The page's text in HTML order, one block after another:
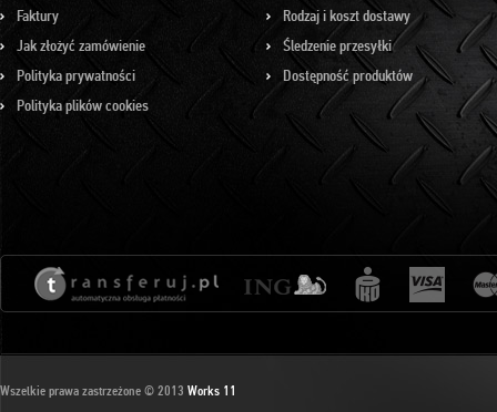
Faktury
Jak złożyć zamówienie
Polityka prywatności
Polityka plików cookies
Rodzaj i koszt dostawy
Śledzenie przesyłki
Dostępność produktów
Wszelkie prawa zastrzeżone © 2013 Works 11